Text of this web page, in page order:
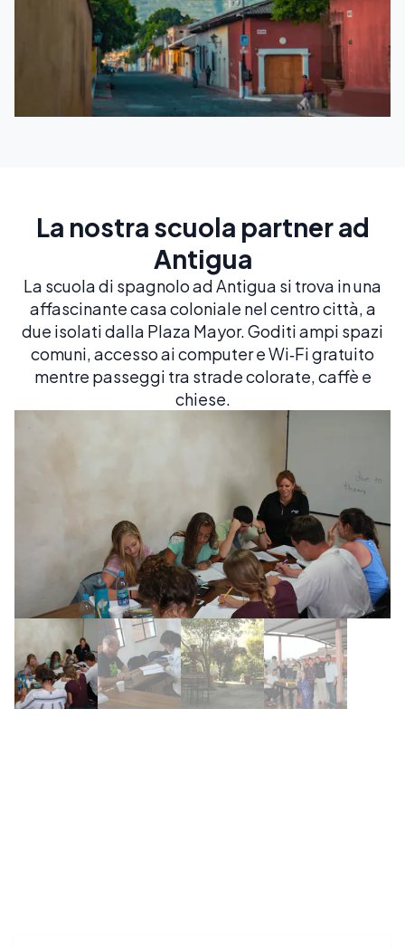
La nostra scuola partner ad
Antigua
La scuola di spagnolo ad Antigua si trova in una
affascinante casa coloniale nel centro città, a
due isolati dalla Plaza Mayor. Goditi ampi spazi
comuni, accesso ai computer e Wi‑Fi gratuito
mentre passeggi tra strade colorate, caffè e
chiese.